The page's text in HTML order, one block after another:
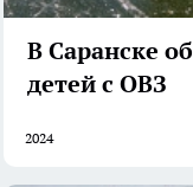
В Саранске
детей с ОВЗ
2024